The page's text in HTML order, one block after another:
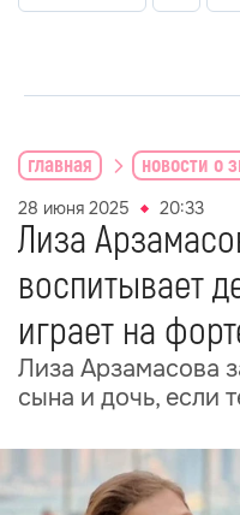
главная новости о
28 июня 2025 20:33
Лиза
воспитывает
играет на
Лиза Арзамасова
сына и дочь, если